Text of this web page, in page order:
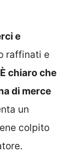
e
raffinati e
È chiaro che
di merce
un
colpito